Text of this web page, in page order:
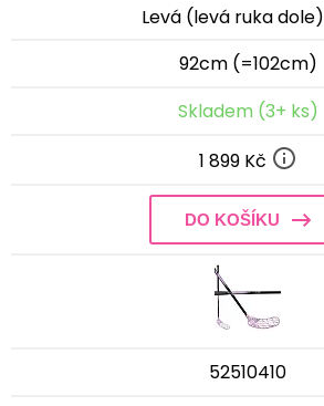
Levá (levá ruka dole)
92cm (=102cm)
Skladem (3+ ks)
1 899 Kč
DO KOŠÍKU
52510410